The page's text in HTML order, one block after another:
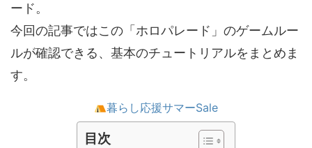
ード。
今回の記事ではこの「ホロパレード」のゲームルー
ルが確認できる、基本のチュートリアルをまとめま
す。
暮らし応援サマーSale
目次